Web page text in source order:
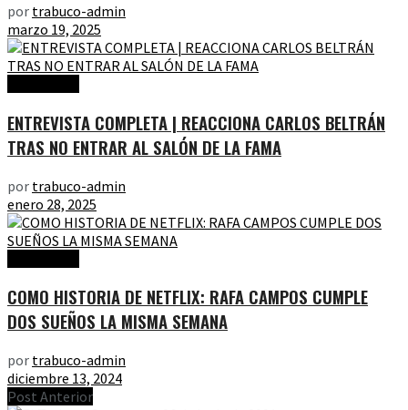
por trabuco-admin
marzo 19, 2025
ENTREVISTA COMPLETA | REACCIONA CARLOS BELTRÁN
TRAS NO ENTRAR AL SALÓN DE LA FAMA
por trabuco-admin
enero 28, 2025
COMO HISTORIA DE NETFLIX: RAFA CAMPOS CUMPLE
DOS SUEÑOS LA MISMA SEMANA
por trabuco-admin
diciembre 13, 2024
Post Anterior